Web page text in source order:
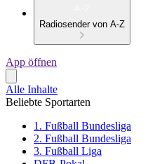
Radiosender von A-Z
App öffnen
Alle Inhalte
Beliebte Sportarten
1. Fußball Bundesliga
2. Fußball Bundesliga
3. Fußball Liga